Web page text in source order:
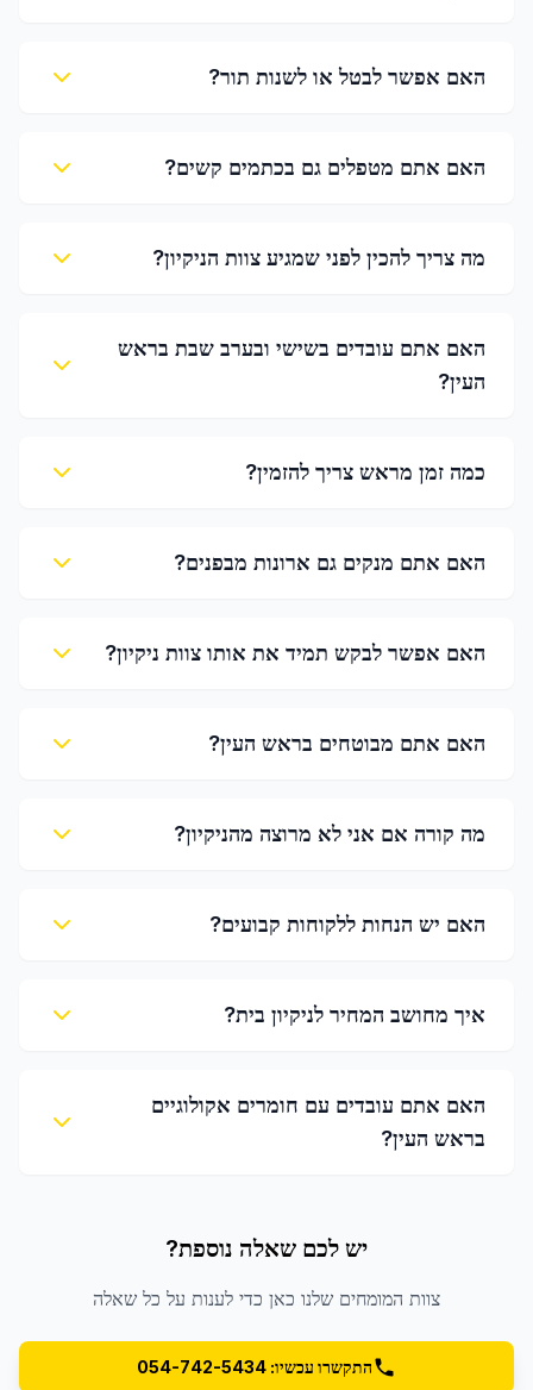
האם אפשר לבטל או לשנות תור?
האם אתם מטפלים גם בכתמים קשים?
מה צריך להכין לפני שמגיע צוות הניקיון?
האם אתם עובדים בשישי ובערב שבת בראש
העין?
כמה זמן מראש צריך להזמין?
האם אתם מנקים גם ארונות מבפנים?
האם אפשר לבקש תמיד את אותו צוות ניקיון?
האם אתם מבוטחים בראש העין?
מה קורה אם אני לא מרוצה מהניקיון?
האם יש הנחות ללקוחות קבועים?
איך מחושב המחיר לניקיון בית?
האם אתם עובדים עם חומרים אקולוגיים
בראש העין?
יש לכם שאלה נוספת?
צוות המומחים שלנו כאן כדי לענות על כל שאלה
התקשרו עכשיו: 054-742-5434